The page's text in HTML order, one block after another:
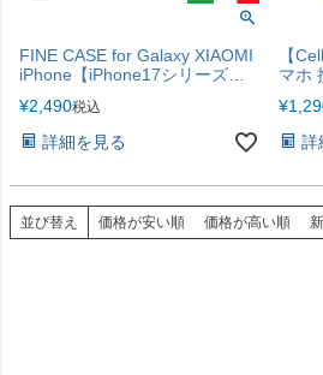
FINE CASE for Galaxy XIAOMI
iPhone【iPhone17シリーズ対
¥2,490税込
詳細を見る
【
マホ
ーズ
¥
詳
並び替え 価格が安い順 価格が高い順